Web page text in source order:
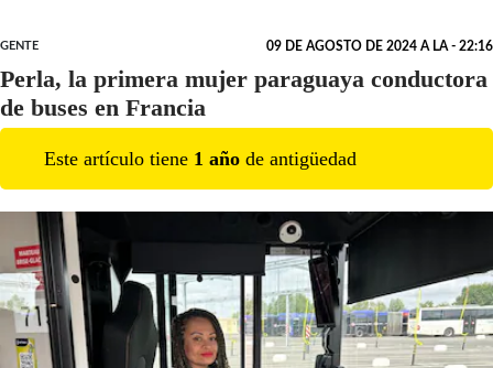
GENTE 09 DE AGOSTO DE 2024 A LA - 22:16
Perla, la primera mujer paraguaya conductora
de buses en Francia
Este artículo tiene 1 año de antigüedad